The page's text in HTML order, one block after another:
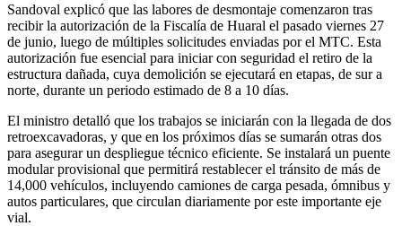
Sandoval explicó que las labores de desmontaje comenzaron tras
recibir la autorización de la Fiscalía de Huaral el pasado viernes 27
de junio, luego de múltiples solicitudes enviadas por el MTC. Esta
autorización fue esencial para iniciar con seguridad el retiro de la
estructura dañada, cuya demolición se ejecutará en etapas, de sur a
norte, durante un periodo estimado de 8 a 10 días.
El ministro detalló que los trabajos se iniciarán con la llegada de dos
retroexcavadoras, y que en los próximos días se sumarán otras dos
para asegurar un despliegue técnico eficiente. Se instalará un puente
modular provisional que permitirá restablecer el tránsito de más de
14,000 vehículos, incluyendo camiones de carga pesada, ómnibus y
autos particulares, que circulan diariamente por este importante eje
vial.